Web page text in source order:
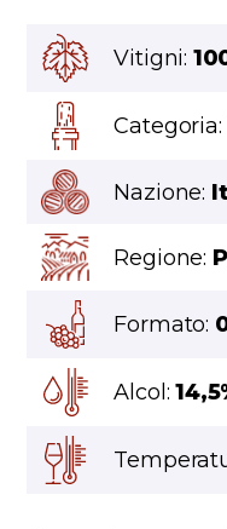
Vitigni:
Categoria:
Nazione:
Regione:
Formato:
Alcol: